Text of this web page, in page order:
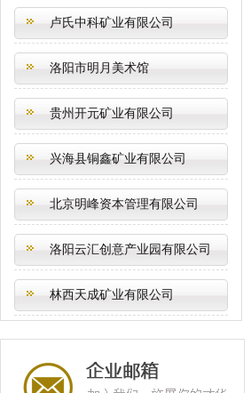
卢氏中科矿业有限公司
洛阳市明月美术馆
贵州开元矿业有限公司
兴海县铜鑫矿业有限公司
北京明峰资本管理有限公司
洛阳云汇创意产业园有限公司
林西天成矿业有限公司